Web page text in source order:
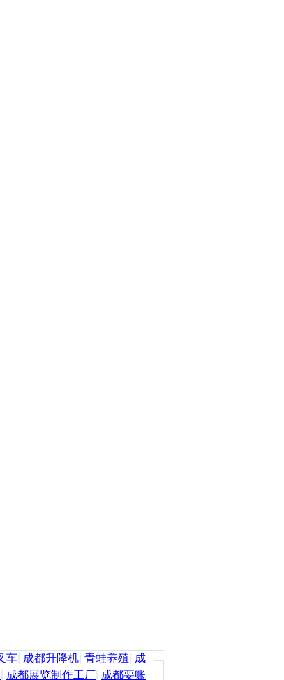
车 成都升降机 青蛙养殖
成
成都展览制作工厂 成都要账